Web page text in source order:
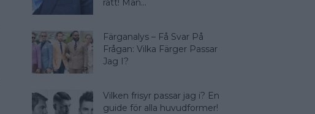
rätt! Man...
Färganalys – Få Svar På
Frågan: Vilka Färger Passar
Jag I?
Vilken frisyr passar jag i? En
guide för alla huvudformer!